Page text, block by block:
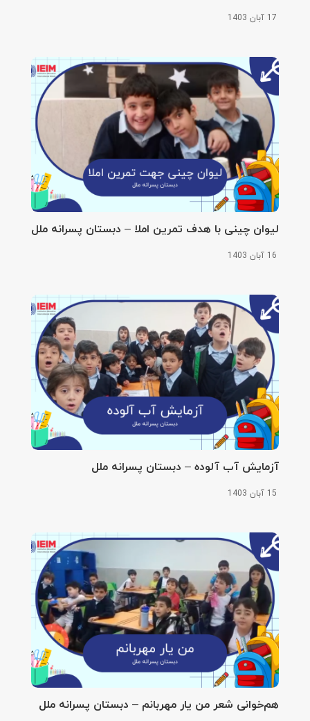
17 آبان 1403
لیوان چینی با هدف تمرین املا – دبستان پسرانه ملل
16 آبان 1403
آزمایش آب آلوده – دبستان پسرانه ملل
15 آبان 1403
هم‌خوانی شعر من یار مهربانم – دبستان پسرانه ملل